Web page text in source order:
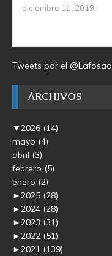
diciembre 11, 2019
Tweets por el
ARCHIVOS
▼2026 (14)
mayo (4)
abril (3)
febrero (5)
enero (2)
►2025 (28)
►2024 (28)
►2023 (31)
►2022 (51)
►2021 (139)